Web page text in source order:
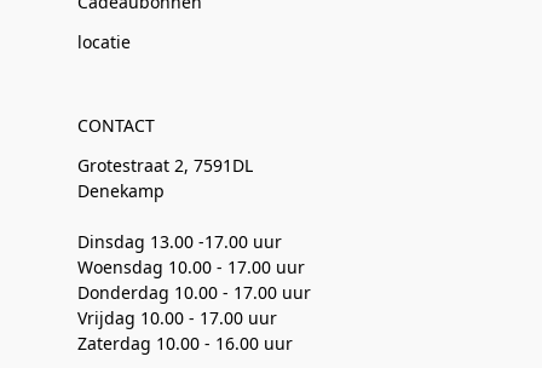
locatie
CONTACT
Grotestraat 2, 7591DL
Denekamp
Dinsdag 13.00 -17.00 uur
Woensdag 10.00 - 17.00 uur
Donderdag 10.00 - 17.00 uur
Vrijdag 10.00 - 17.00 uur
Zaterdag 10.00 - 16.00 uur